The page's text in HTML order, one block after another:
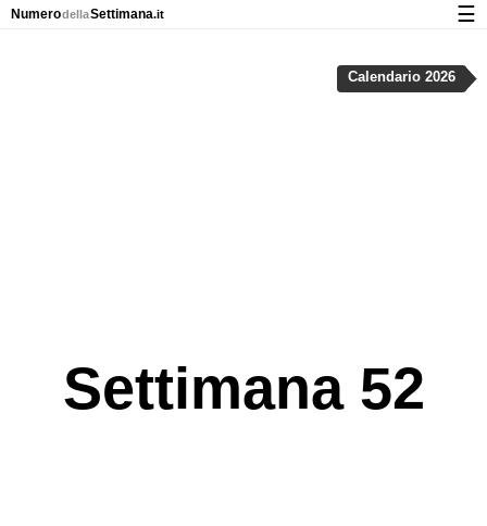
Settimana 52
Calendario 2026
NumerodellaSettimana.it ☰